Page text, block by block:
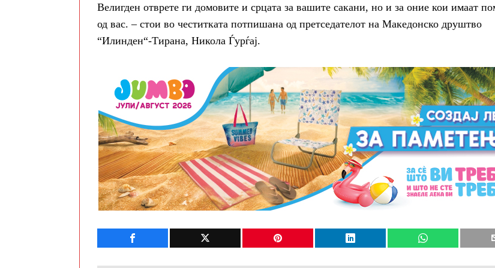
Велигден отврете ги домовите и срцата за вашите сакани, но и за оние кои имаат
од вас. – стои во честитката потпишана од претседателот на Македонско друштво
“Илинден“-Тирана, Никола Ѓурѓај.